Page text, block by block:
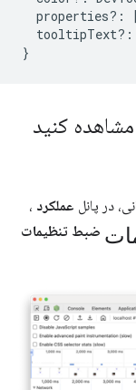
properties?:
tooltipText?:
}
کنید
در پانل عملکرد ،
ضبط تنظیمات